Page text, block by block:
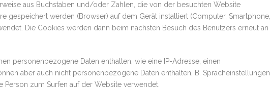
aus Buchstaben und/oder Zahlen, die von der besuchten Website
gespeichert werden (Browser) auf dem Gerät installiert (Computer, Smartphone,
Die Cookies werden dann beim nächsten Besuch des Benutzers erneut an
personenbezogene Daten enthalten, wie eine IP-Adresse, einen
aber auch nicht personenbezogene Daten enthalten, B. Spracheinstellungen
zum Surfen auf der Website verwendet.